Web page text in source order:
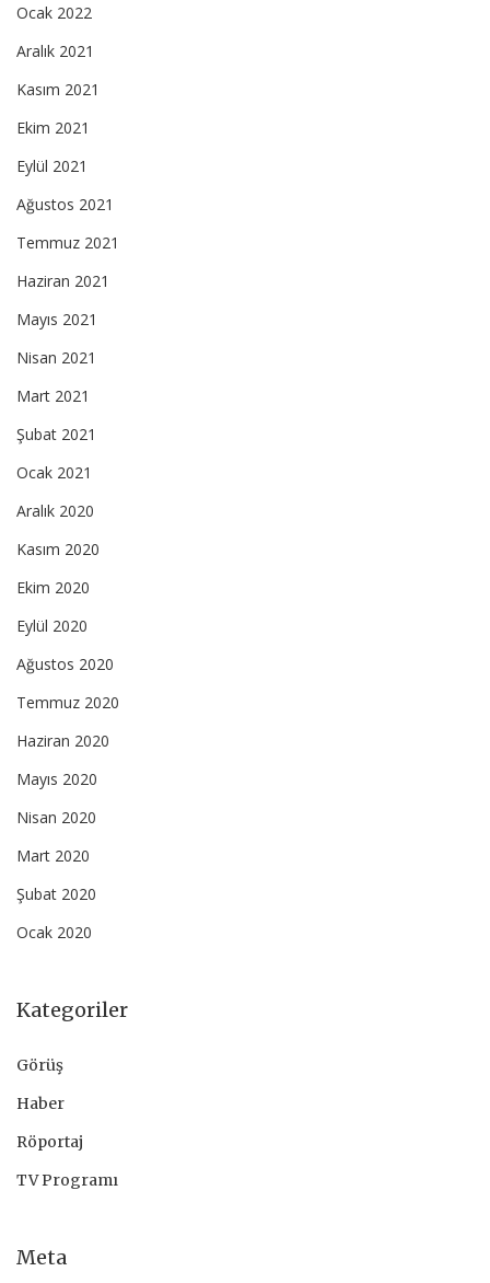
Ocak 2022
Aralık 2021
Kasım 2021
Ekim 2021
Eylül 2021
Ağustos 2021
Temmuz 2021
Haziran 2021
Mayıs 2021
Nisan 2021
Mart 2021
Şubat 2021
Ocak 2021
Aralık 2020
Kasım 2020
Ekim 2020
Eylül 2020
Ağustos 2020
Temmuz 2020
Haziran 2020
Mayıs 2020
Nisan 2020
Mart 2020
Şubat 2020
Ocak 2020
Kategoriler
Görüş
Haber
Röportaj
TV Programı
Meta